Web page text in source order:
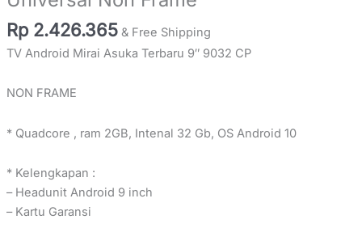
Rp 2.426.365 & Free Shipping
TV Android Mirai Asuka Terbaru 9″ 9032 CP
NON FRAME
* Quadcore , ram 2GB, Intenal 32 Gb, OS Android 10
* Kelengkapan :
– Headunit Android 9 inch
– Kartu Garansi